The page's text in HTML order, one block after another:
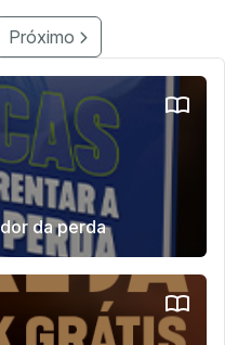
Próximo
da perda